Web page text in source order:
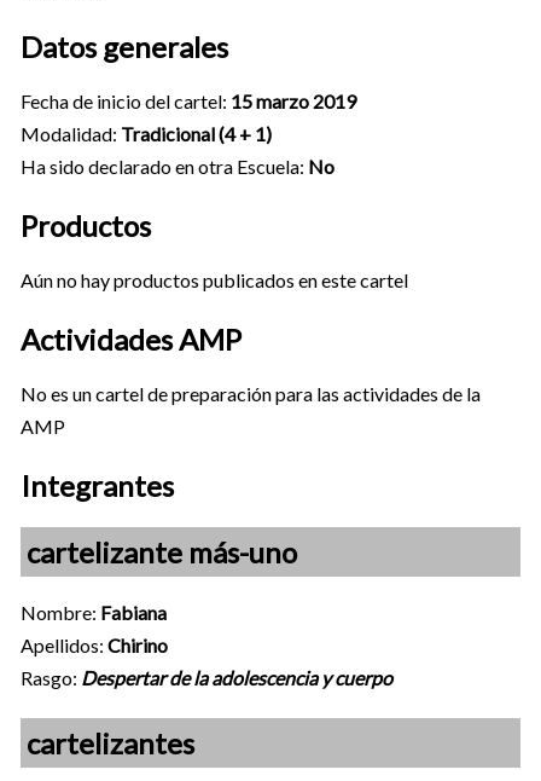
Datos generales
Fecha de inicio del cartel: 15 marzo 2019
Modalidad: Tradicional (4 + 1)
Ha sido declarado en otra Escuela: No
Productos
Aún no hay productos publicados en este cartel
Actividades AMP
No es un cartel de preparación para las actividades de la
AMP
Integrantes
cartelizante más-uno
Nombre: Fabiana
Apellidos: Chirino
Rasgo: Despertar de la adolescencia y cuerpo
cartelizantes